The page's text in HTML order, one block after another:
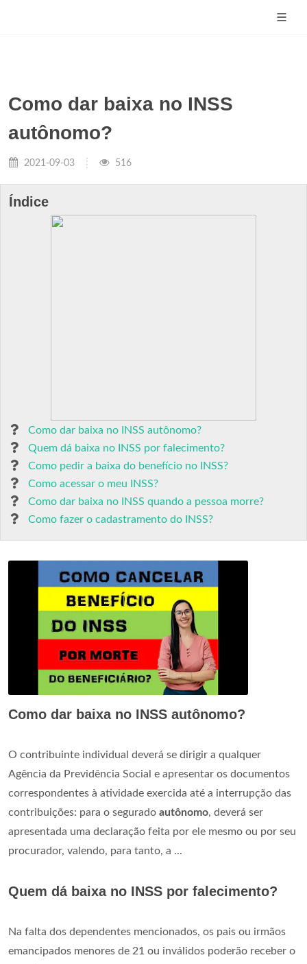
Como dar baixa no INSS
autônomo?
2021-09-03 516
Índice
Como dar baixa no INSS autônomo?
Quem dá baixa no INSS por falecimento?
Como pedir a baixa do benefício no INSS?
Como acessar o meu INSS?
Como dar baixa no INSS quando a pessoa morre?
Como fazer o cadastramento do INSS?
Como dar baixa no INSS autônomo?
O contribuinte individual deverá se dirigir a qualquer
Agência da Previdência Social e apresentar os documentos
correspondentes à atividade exercida até a interrupção das
contribuições: para o segurado autônomo, deverá ser
apresentada uma declaração feita por ele mesmo ou por seu
procurador, valendo, para tanto, a ...
Quem dá baixa no INSS por falecimento?
Na falta dos dependentes mencionados, os pais ou irmãos
emancipados menores de 21 ou inválidos poderão receber o